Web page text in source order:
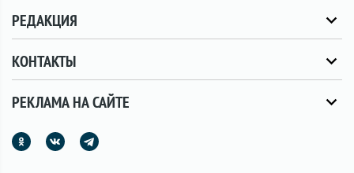
РЕДАКЦИЯ
КОНТАКТЫ
РЕКЛАМА НА САЙТЕ